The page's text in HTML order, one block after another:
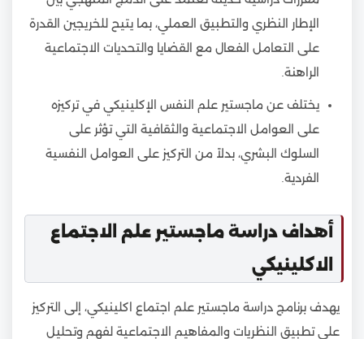
الإطار النظري والتطبيق العملي، بما يتيح للخريجين القدرة
على التعامل الفعال مع القضايا والتحديات الاجتماعية
الراهنة.
يختلف عن ماجستير علم النفس الإكلينيكي في تركيزه
على العوامل الاجتماعية والثقافية التي تؤثر على
السلوك البشري، بدلاً من التركيز على العوامل النفسية
الفردية.
أهداف دراسة ماجستير علم الاجتماع
الاكلينيكي
يهدف برنامج دراسة ماجستير علم اجتماع اكلينيكي، إلى التركيز
على تطبيق النظريات والمفاهيم الاجتماعية لفهم وتحليل